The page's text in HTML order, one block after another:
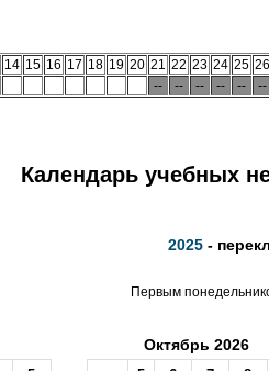
14 15 16 17 18 19 20 21 22 23 24 25 26
--
-- -- -- -- --
Календарь учебных
2025 -
Первым
Октябрь 2026